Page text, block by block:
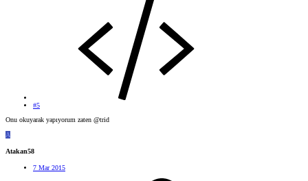
#5
Onu okuyarak yapıyorum zaten @trid
A
Atakan58
7 Mar 2015